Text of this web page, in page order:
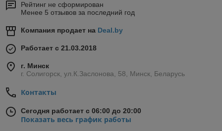
Рейтинг не сформирован
Менее 5 отзывов за последний год
Компания продает на Deal.by
Работает с 21.03.2018
г. Минск
г. Солигорск, ул.К.Заслонова, 58, Минск, Беларусь
Контакты
Сегодня работает с 06:00 до 20:00
Показать весь график работы